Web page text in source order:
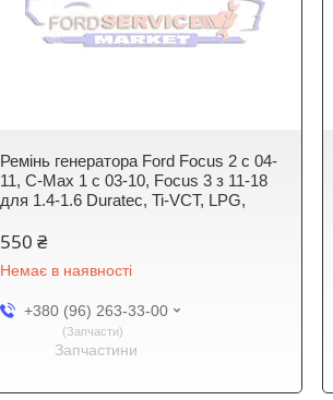
Ремінь генератора Ford Focus 2 c 04-
11, C-Max 1 c 03-10, Focus 3 з 11-18
для 1.4-1.6 Duratec, Ti-VCT, LPG,
550 ₴
Немає в наявності
+380 (96) 263-33-00
Запчасти
Запчастини